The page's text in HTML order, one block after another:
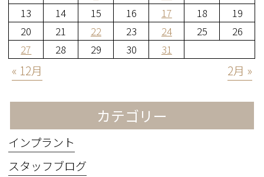
13
14 15 16 17 18
19
20
21 22 23 24 25
26
27
28 29 30 31
« 12月 2月 »
カテゴリー
インプラント
スタッフブログ